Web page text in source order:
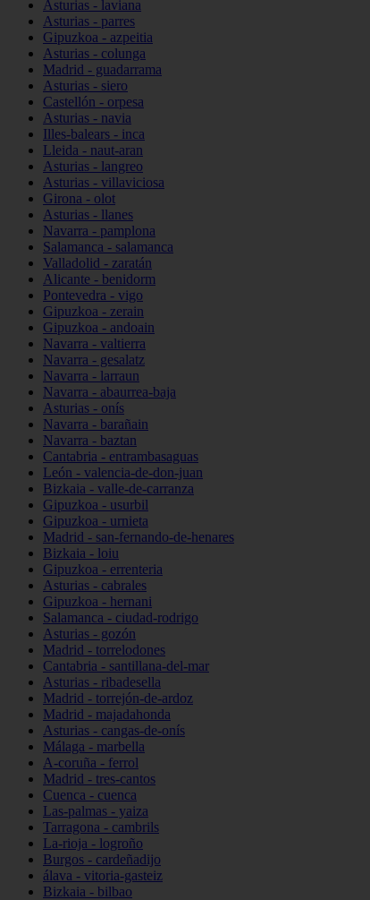
Asturias - laviana
Asturias - parres
Gipuzkoa - azpeitia
Asturias - colunga
Madrid - guadarrama
Asturias - siero
Castellón - orpesa
Asturias - navia
Illes-balears - inca
Lleida - naut-aran
Asturias - langreo
Asturias - villaviciosa
Girona - olot
Asturias - llanes
Navarra - pamplona
Salamanca - salamanca
Valladolid - zaratán
Alicante - benidorm
Pontevedra - vigo
Gipuzkoa - zerain
Gipuzkoa - andoain
Navarra - valtierra
Navarra - gesalatz
Navarra - larraun
Navarra - abaurrea-baja
Asturias - onís
Navarra - barañain
Navarra - baztan
Cantabria - entrambasaguas
León - valencia-de-don-juan
Bizkaia - valle-de-carranza
Gipuzkoa - usurbil
Gipuzkoa - urnieta
Madrid - san-fernando-de-henares
Bizkaia - loiu
Gipuzkoa - errenteria
Asturias - cabrales
Gipuzkoa - hernani
Salamanca - ciudad-rodrigo
Asturias - gozón
Madrid - torrelodones
Cantabria - santillana-del-mar
Asturias - ribadesella
Madrid - torrejón-de-ardoz
Madrid - majadahonda
Asturias - cangas-de-onís
Málaga - marbella
A-coruña - ferrol
Madrid - tres-cantos
Cuenca - cuenca
Las-palmas - yaiza
Tarragona - cambrils
La-rioja - logroño
Burgos - cardeñadijo
álava - vitoria-gasteiz
Bizkaia - bilbao